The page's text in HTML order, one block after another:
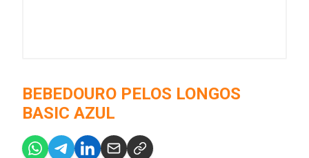
BEBEDOURO PELOS LONGOS
BASIC AZUL